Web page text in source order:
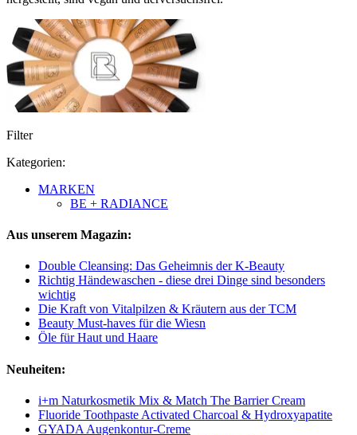
Filter
Kategorien:
MARKEN
BE + RADIANCE
Aus unserem Magazin:
Double Cleansing: Das Geheimnis der K-Beauty
Richtig Händewaschen - diese drei Dinge sind besonders
wichtig
Die Kraft von Vitalpilzen & Kräutern aus der TCM
Beauty Must-haves für die Wiesn
Öle für Haut und Haare
Neuheiten:
i+m Naturkosmetik Mix & Match The Barrier Cream
Fluoride Toothpaste Activated Charcoal & Hydroxyapatite
GYADA Augenkontur-Creme